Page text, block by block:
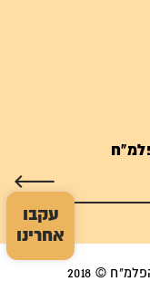
עקבו
אחרינו
© 2018